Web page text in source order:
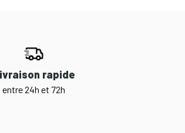
rapide
entre 24h et 72h